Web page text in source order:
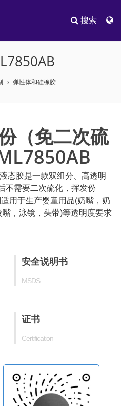
搜索
弹性体和硅橡胶
（免二次硫
态胶是一款双组分、高透明
不需要二次硫化，挥发份
用于生产婴童用品(奶嘴，奶
，泳镜，头带)等透明度要求
安全说明书
MSDS
证书
Certification